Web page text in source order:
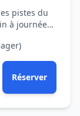
pistes du
à journée
Réserver